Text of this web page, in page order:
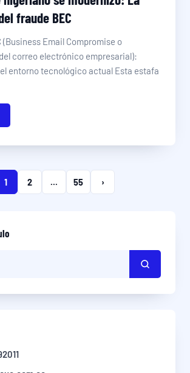
fraude BEC
(Business Email Compromise o
correo electrónico empresarial):
entorno tecnológico actual Esta estafa
1 2 ... 55 ›